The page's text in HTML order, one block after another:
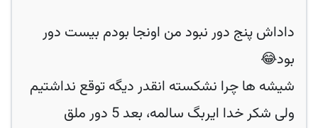
داداش پنج دور نبود من اونجا بودم بیست دور
بود😂
شیشه ها چرا نشکسته انقدر دیگه توقع نداشتیم
ولی شکر خدا ایربگ سالمه، بعد 5 دور ملق